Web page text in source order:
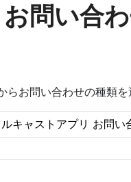
お問い合
らお問い合わせの種類を